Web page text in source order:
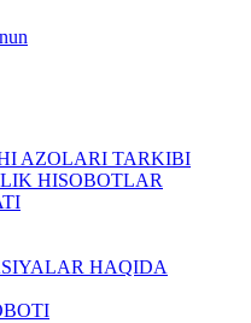
AZOLARI TARKIBI
HISOBOTLAR
HAQIDA